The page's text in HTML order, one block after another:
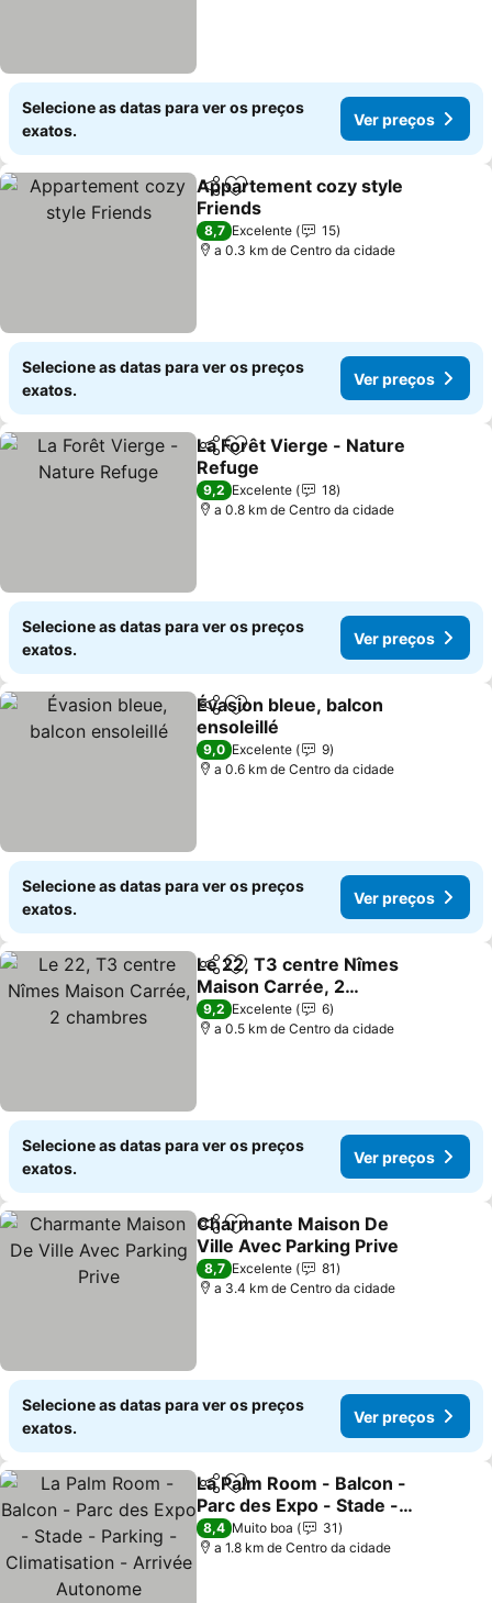
Selecione as datas para ver os preços
exatos.
Ver preços
PartilharAdicionar aos favoritos
Appartement cozy style
Friends
8,7 Excelente
15
a 0.3 km de Centro da cidade
Selecione as datas para ver os preços
exatos.
Ver preços
PartilharAdicionar aos favoritos
La Forêt Vierge - Nature
Refuge
9,2 Excelente
18
a 0.8 km de Centro da cidade
Selecione as datas para ver os preços
exatos.
Ver preços
PartilharAdicionar aos favoritos
Évasion bleue, balcon
ensoleillé
9,0 Excelente
9
a 0.6 km de Centro da cidade
Selecione as datas para ver os preços
exatos.
Ver preços
PartilharAdicionar aos favoritos
Le 22, T3 centre Nîmes
Maison Carrée, 2
chambres
9,2 Excelente
6
a 0.5 km de Centro da cidade
Selecione as datas para ver os preços
exatos.
Ver preços
PartilharAdicionar aos favoritos
Charmante Maison De
Ville Avec Parking Prive
8,7 Excelente
81
a 3.4 km de Centro da cidade
Selecione as datas para ver os preços
exatos.
Ver preços
PartilharAdicionar aos favoritos
La Palm Room - Balcon -
Parc des Expo - Stade -
Parking - Climatisation -
Arrivée Autonome
8,4 Muito boa
31
a 1.8 km de Centro da cidade